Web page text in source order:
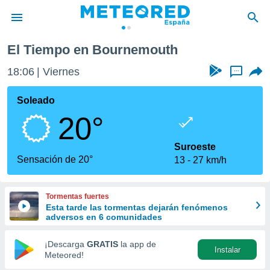
de
por
que se
calidad.
a este
las
y
forma
digital
basada
El Tiempo en Bournemouth
18:06 Viernes ...
Soleado
20°
Sensación de 20°
Suroeste
13
27 km/h
Tormentas fuertes
Esta tarde las tormentas dejarán fenómenos
adversos en 6 comunidades
¡Descarga GRATIS la app de
Meteored!
Instalar